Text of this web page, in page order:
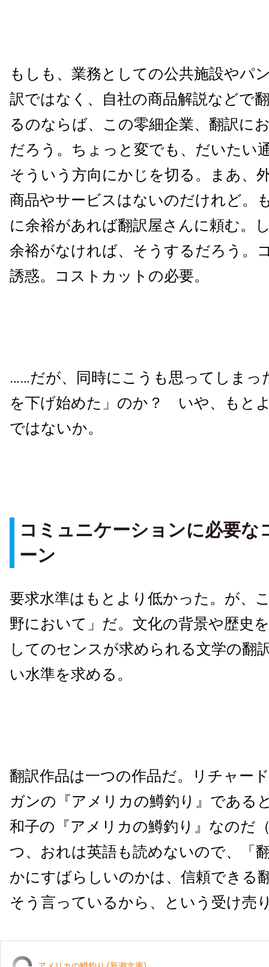
もしも、業務としての公共施設やパ
訳ではなく、自社の商品解説などで
るのならば、この零細企業、翻訳に
だろう。ちょっと変でも、だいたい
そういう方向にかじを切る。まあ、
商品やサービスはないのだけれど。
に余裕があれば翻訳屋さんに頼む。
余裕がなければ、そうするだろう。
誘惑。コストカットの必要。
……だが、同時にこうも思ってしまっ
を下げ始めた」のか？ いや、もと
ではないか。
コミュニケーションに必要な
ーン
要求水準はもとより低かった。が、
野において」だ。文化の背景や歴史
してのセンスが求められる文学の翻
い水準を求める。
翻訳作品は一つの作品だ。リチャー
ガンの『アメリカの鱒釣り』である
和子の『アメリカの鱒釣り』なのだ
つ、おれは英語も読めないので、「
かにすばらしいのかは、信頼できる
そう言っているから、という受け売